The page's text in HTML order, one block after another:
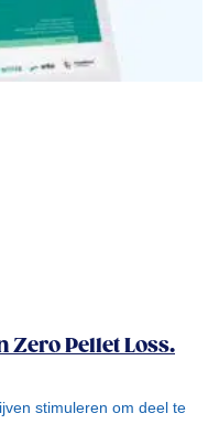
Zero Pellet Loss.
stimuleren om deel te